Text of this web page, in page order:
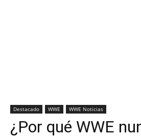
Destacado WWE WWE Noticias
¿Por qué WWE